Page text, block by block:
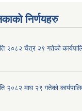
निर्णयहरु
२०८२ चैत्र २९ गतेको
२०८२ माघ २९ गतेको